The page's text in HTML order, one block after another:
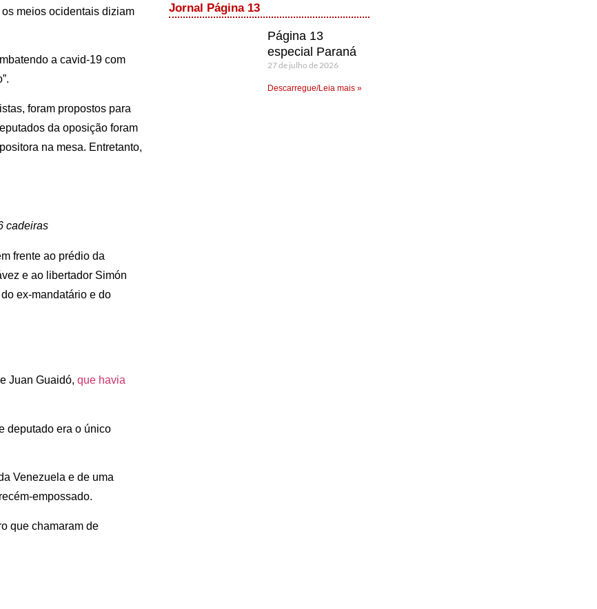
meios ocidentais diziam
a cavid-19 com
foram propostos para
da oposição foram
na mesa. Entretanto,
cadeiras
frente ao prédio da
e ao libertador Simón
ex-mandatário e do
Juan Guaidó, que havia
deputado era o único
Venezuela e de uma
empossado.
que chamaram de
Jornal Página 13
Página 13
especial Paraná
27 de julho de 2026
Descarregue/Leia mais »